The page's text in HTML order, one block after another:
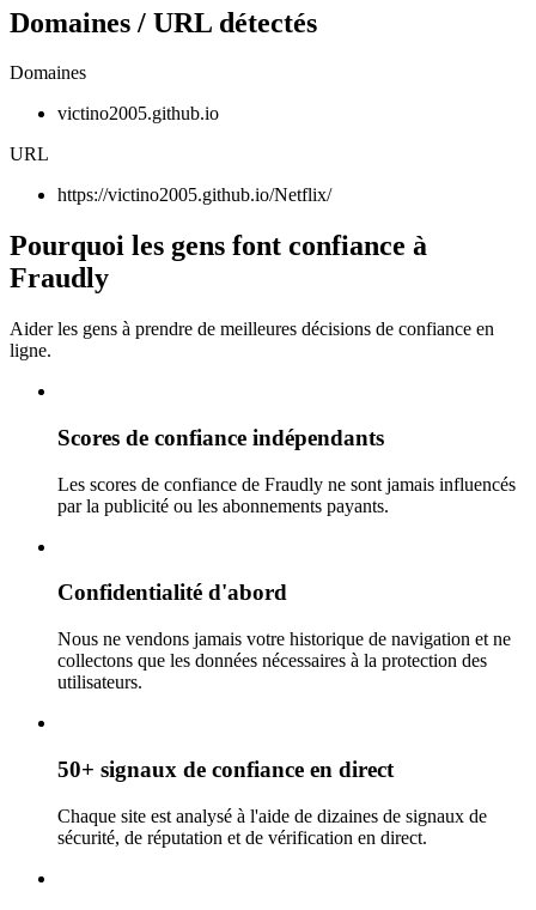
Domaines / URL détectés
Domaines
victino2005.github.io
URL
https://victino2005.github.io/Netflix/
Pourquoi les gens font confiance à
Fraudly
Aider les gens à prendre de meilleures décisions de confiance en
ligne.
Scores de confiance indépendants
Les scores de confiance de Fraudly ne sont jamais influencés
par la publicité ou les abonnements payants.
Confidentialité d'abord
Nous ne vendons jamais votre historique de navigation et ne
collectons que les données nécessaires à la protection des
utilisateurs.
50+ signaux de confiance en direct
Chaque site est analysé à l'aide de dizaines de signaux de
sécurité, de réputation et de vérification en direct.